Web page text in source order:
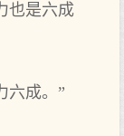
也是六成
六成。”